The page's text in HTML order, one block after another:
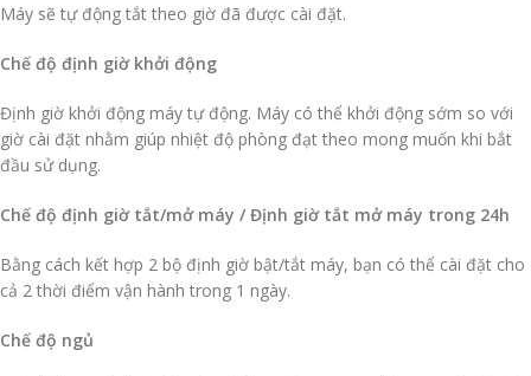
Máy sẽ tự động tắt theo giờ đã được cài đặt.
Chế độ định giờ khởi động
Định giờ khởi động máy tự động. Máy có thể khởi động sớm so với
giờ cài đặt nhằm giúp nhiệt độ phòng đạt theo mong muốn khi bắt
đầu sử dụng.
Chế độ định giờ tắt/mở máy / Định giờ tắt mở máy trong 24h
Bằng cách kết hợp 2 bộ định giờ bật/tắt máy, bạn có thể cài đặt cho
cả 2 thời điểm vận hành trong 1 ngày.
Chế độ ngủ